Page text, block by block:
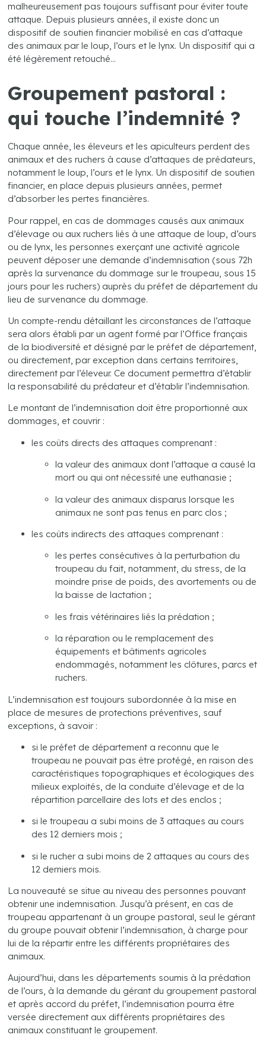
malheureusement pas toujours suffisant pour éviter toute
attaque. Depuis plusieurs années, il existe donc un
dispositif de soutien financier mobilisé en cas d’attaque
des animaux par le loup, l’ours et le lynx. Un dispositif qui a
été légèrement retouché…
Groupement pastoral :
qui touche l’indemnité ?
Chaque année, les éleveurs et les apiculteurs perdent des
animaux et des ruchers à cause d’attaques de prédateurs,
notamment le loup, l’ours et le lynx. Un dispositif de soutien
financier, en place depuis plusieurs années, permet
d’absorber les pertes financières.
Pour rappel, en cas de dommages causés aux animaux
d’élevage ou aux ruchers liés à une attaque de loup, d’ours
ou de lynx, les personnes exerçant une activité agricole
peuvent déposer une demande d’indemnisation (sous 72h
après la survenance du dommage sur le troupeau, sous 15
jours pour les ruchers) auprès du préfet de département du
lieu de survenance du dommage.
Un compte-rendu détaillant les circonstances de l’attaque
sera alors établi par un agent formé par l’Office français
de la biodiversité et désigné par le préfet de département,
ou directement, par exception dans certains territoires,
directement par l’éleveur. Ce document permettra d’établir
la responsabilité du prédateur et d’établir l’indemnisation.
Le montant de l’indemnisation doit être proportionné aux
dommages, et couvrir :
les coûts directs des attaques comprenant :
la valeur des animaux dont l’attaque a causé la
mort ou qui ont nécessité une euthanasie ;
la valeur des animaux disparus lorsque les
animaux ne sont pas tenus en parc clos ;
les coûts indirects des attaques comprenant :
les pertes consécutives à la perturbation du
troupeau du fait, notamment, du stress, de la
moindre prise de poids, des avortements ou de
la baisse de lactation ;
les frais vétérinaires liés la prédation ;
la réparation ou le remplacement des
équipements et bâtiments agricoles
endommagés, notamment les clôtures, parcs et
ruchers.
L’indemnisation est toujours subordonnée à la mise en
place de mesures de protections préventives, sauf
exceptions, à savoir :
si le préfet de département a reconnu que le
troupeau ne pouvait pas être protégé, en raison des
caractéristiques topographiques et écologiques des
milieux exploités, de la conduite d’élevage et de la
répartition parcellaire des lots et des enclos ;
si le troupeau a subi moins de 3 attaques au cours
des 12 derniers mois ;
si le rucher a subi moins de 2 attaques au cours des
12 derniers mois.
La nouveauté se situe au niveau des personnes pouvant
obtenir une indemnisation. Jusqu’à présent, en cas de
troupeau appartenant à un groupe pastoral, seul le gérant
du groupe pouvait obtenir l’indemnisation, à charge pour
lui de la répartir entre les différents propriétaires des
animaux.
Aujourd’hui, dans les départements soumis à la prédation
de l’ours, à la demande du gérant du groupement pastoral
et après accord du préfet, l’indemnisation pourra être
versée directement aux différents propriétaires des
animaux constituant le groupement.